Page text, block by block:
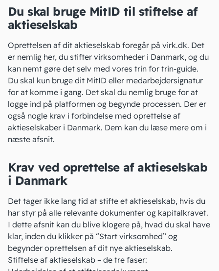
Du skal bruge MitID til stiftelse af
aktieselskab
Oprettelsen af dit aktieselskab foregår på virk.dk. Det
er nemlig her, du stifter virksomheder i Danmark, og du
kan nemt gøre det selv med vores trin for trin-guide.
Du skal kun bruge dit MitID eller medarbejdersignatur
for at komme i gang. Det skal du nemlig bruge for at
logge ind på platformen og begynde processen. Der er
også nogle krav i forbindelse med oprettelse af
aktieselskaber i Danmark. Dem kan du læse mere om i
næste afsnit.
Krav ved oprettelse af aktieselskab
i Danmark
Det tager ikke lang tid at stifte et aktieselskab, hvis du
har styr på alle relevante dokumenter og kapitalkravet.
I dette afsnit kan du blive klogere på, hvad du skal have
klar, inden du klikker på “Start virksomhed” og
begynder oprettelsen af dit nye aktieselskab.
Stiftelse af aktieselskab – de tre faser: